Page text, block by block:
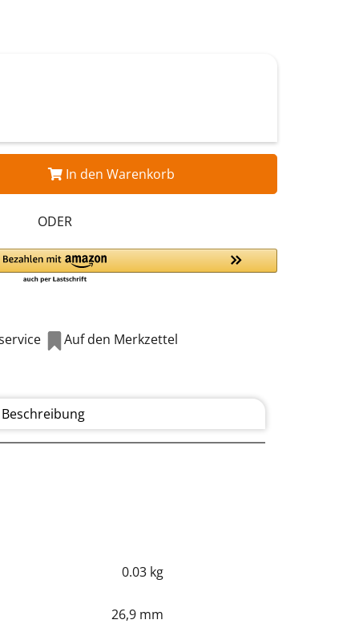
In den Warenkorb
ODER
Auf den Merkzettel
Beschreibung
0.03 kg
26,9 mm